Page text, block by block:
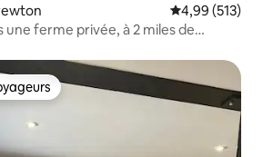
Évaluation
4,99 (513)
une ferme privée, à 2 miles de
les plus appréciés